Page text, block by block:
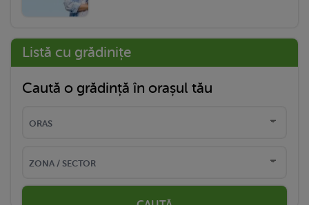
Listă cu grădinițe
Caută o grădință în orașul tău